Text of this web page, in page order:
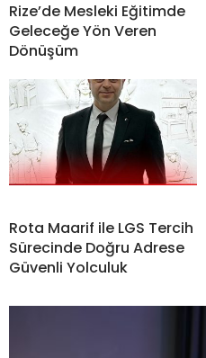
Rize’de Mesleki Eğitimde
Geleceğe Yön Veren
Dönüşüm
Rota Maarif ile LGS Tercih
Sürecinde Doğru Adrese
Güvenli Yolculuk